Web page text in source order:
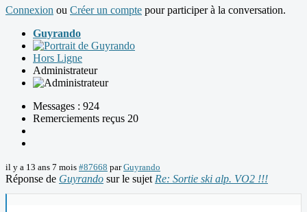
Connexion ou Créer un compte pour participer à la conversation.
Guyrando
Hors Ligne
Administrateur
Messages : 924
Remerciements reçus 20
il y a 13 ans 7 mois #87668 parGuyrando
Réponse de Guyrando sur le sujet Re: Sortie ski alp. VO2 !!!